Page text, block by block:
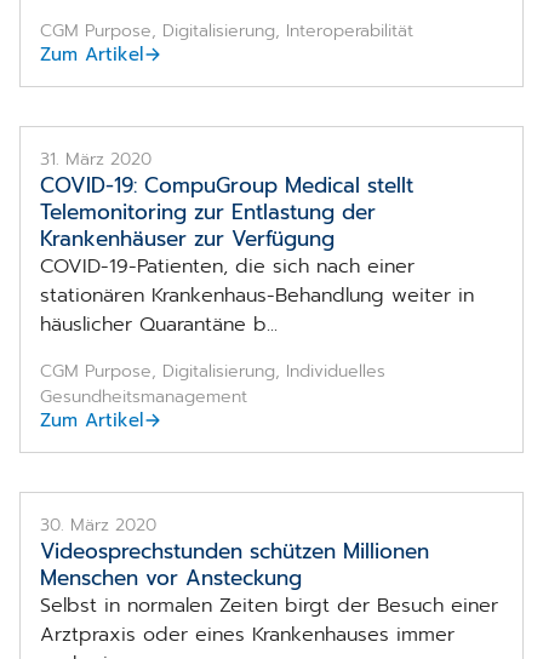
CGM Purpose, Digitalisierung, Interoperabilität
Zum Artikel
31. März 2020
COVID-19: CompuGroup Medical stellt
Telemonitoring zur Entlastung der
Krankenhäuser zur Verfügung
COVID-19-Patienten, die sich nach einer
stationären Krankenhaus-Behandlung weiter in
häuslicher Quarantäne b...
CGM Purpose, Digitalisierung, Individuelles
Gesundheitsmanagement
Zum Artikel
30. März 2020
Videosprechstunden schützen Millionen
Menschen vor Ansteckung
Selbst in normalen Zeiten birgt der Besuch einer
Arztpraxis oder eines Krankenhauses immer